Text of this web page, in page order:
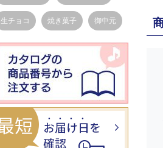
生チョコ 焼き菓子 御中元